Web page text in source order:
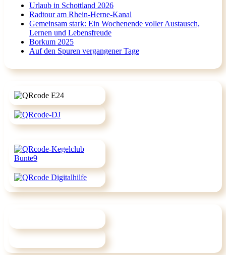
Urlaub in Schottland 2026
Radtour am Rhein-Herne-Kanal
Gemeinsam stark: Ein Wochenende voller Austausch,
Lernen und Lebensfreude
Borkum 2025
Auf den Spuren vergangener Tage